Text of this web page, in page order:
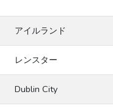
アイルランド
レンスター
Dublin City